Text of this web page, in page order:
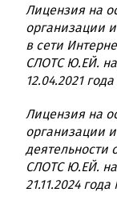
Лицензия на
организации
в сети
СЛОТС Ю.ЕЙ.
12.04.2021
Лицензия на
организации
деятельности
СЛОТС Ю.ЕЙ.
21.11.2024